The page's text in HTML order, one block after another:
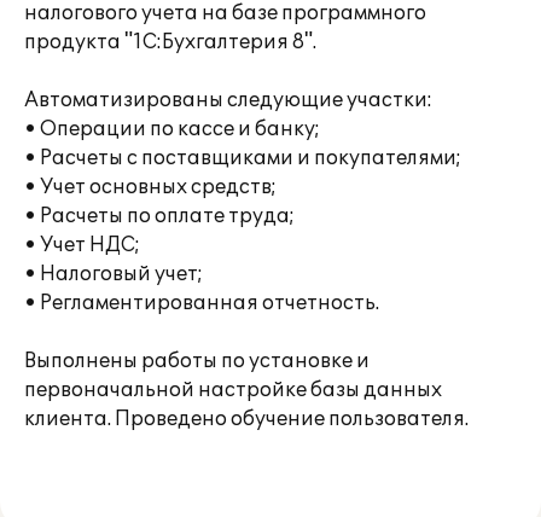
налогового учета на базе программного
продукта "1С:Бухгалтерия 8".
Автоматизированы следующие участки:
• Операции по кассе и банку;
• Расчеты с поставщиками и покупателями;
• Учет основных средств;
• Расчеты по оплате труда;
• Учет НДС;
• Налоговый учет;
• Регламентированная отчетность.
Выполнены работы по установке и
первоначальной настройке базы данных
клиента. Проведено обучение пользователя.